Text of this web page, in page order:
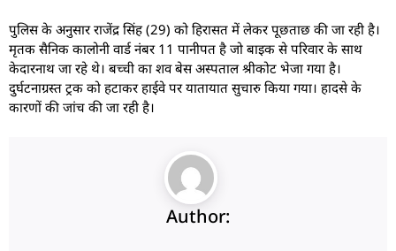
पुलिस के अनुसार राजेंद्र सिंह (29) को हिरासत में लेकर पूछताछ की जा रही है।
मृतक सैनिक कालोनी वार्ड नंबर 11 पानीपत है जो बाइक से परिवार के साथ
केदारनाथ जा रहे थे। बच्ची का शव बेस अस्पताल श्रीकोट भेजा गया है।
दुर्घटनाग्रस्त ट्रक को हटाकर हाईवे पर यातायात सुचारु किया गया। हादसे के
कारणों की जांच की जा रही है।
Author: